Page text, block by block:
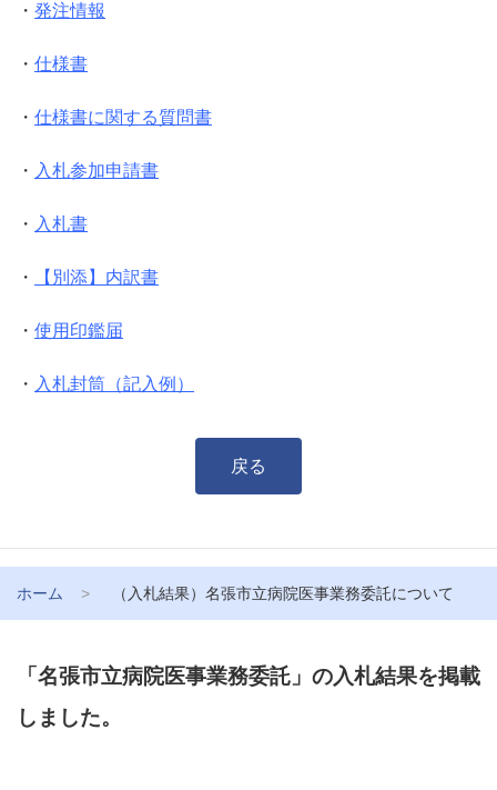
・ 発注情報
・ 仕様書
・ 仕様書に関する質問書
・ 入札参加申請書
・ 入札書
・ 【別添】内訳書
・ 使用印鑑届
・ 入札封筒（記入例）
戻る
ホーム （入札結果）名張市立病院医事業務委託について
「名張市立病院医事業務委託」の入札結果を掲載
しました。